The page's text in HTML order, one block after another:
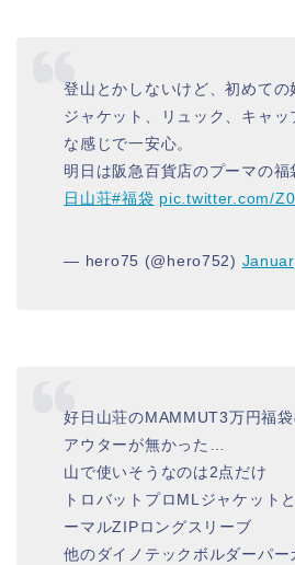
登山とかしないけど、初めての
ジャケット、リュック、キャッ
な感じで一安心。
明日は阪急百貨店のプーマの
日山荘#福袋 pic.twitter.com/
— hero75 (@hero752)
好日山荘のMAMMUT3万円福
アウターが無かった…
山で使いそうなのは2点だけ
トロバットプロMLジャケット
ーマルZIPロングスリーブ
他のダイノテックボルダーパー